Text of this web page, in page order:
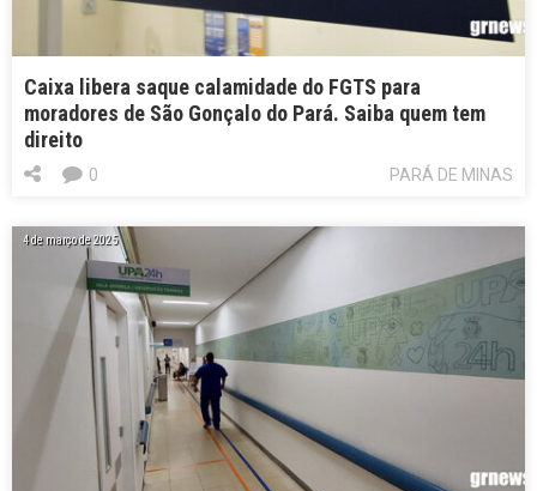
Caixa libera saque calamidade do FGTS para
moradores de São Gonçalo do Pará. Saiba quem tem
direito
PARÁ DE MINAS
0
4 de março de 2025